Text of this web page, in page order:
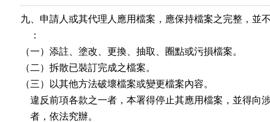
九、申請人或其代理人應用檔案，應保持檔案之完整，並
    ：
（一）添註、塗改、更換、抽取、圈點或污損檔案。
（二）拆散已裝訂完成之檔案。
（三）以其他方法破壞檔案或變更檔案內容。
違反前項各款之一者，本署得停止其應用檔案，並得向
    者，依法究辦。